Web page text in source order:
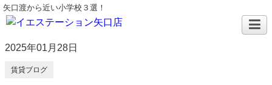
矢口渡から近い小学校３選！
2025年01月28日
賃貸ブログ